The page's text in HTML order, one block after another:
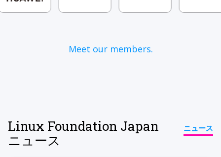
Meet our members.
Linux Foundation Japan
ニュース
ニュース